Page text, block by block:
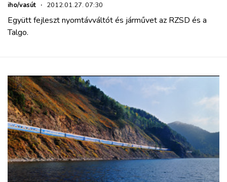
iho/vasút · 2012.01.27. 07:30
Együtt fejleszt nyomtávváltót és járművet az RZSD és a
Talgo.